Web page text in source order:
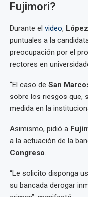
Fujimori?
Durante el video,
puntuales a la
preocupación por el
rectores en
“El caso de San
sobre los riesgos que,
medida en la
Asimismo, pidió a
a la actuación de la
Congreso.
“Le solicito disponga
su bancada derogar